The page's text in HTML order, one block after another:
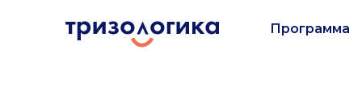
Программа